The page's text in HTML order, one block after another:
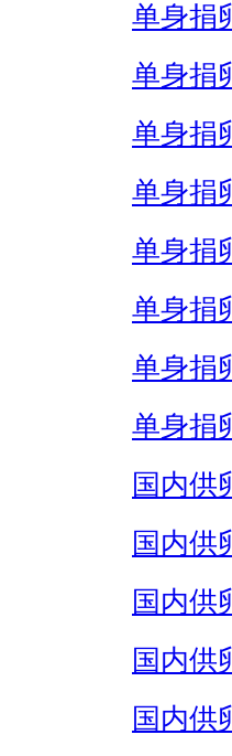
单身捐
单身捐
单身捐
单身捐
单身捐
单身捐
单身捐
单身捐
国内供
国内供
国内供
国内供
国内供